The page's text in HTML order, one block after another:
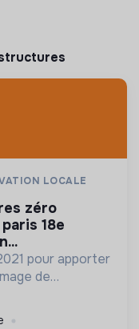
LOCALE
18e
pour apporter
de
Chômeur de